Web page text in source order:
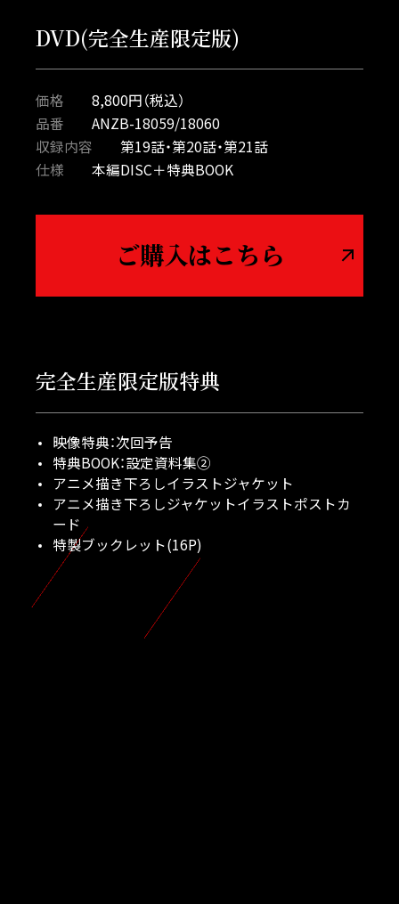
DVD(完全生産限定版)
価格
8,800円（税込）
品番
ANZB-18059/18060
収録内容
第19話・第20話・第21話
仕様
本編DISC＋特典BOOK
ご購入はこちら
完全生産限定版特典
映像特典：次回予告
特典BOOK：設定資料集②
アニメ描き下ろしイラストジャケット
アニメ描き下ろしジャケットイラストポストカ
ード
特製ブックレット(16P)